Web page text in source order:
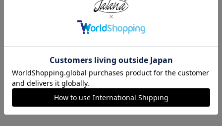
ハバハンク HAV-A-HANK バンダ
ペイズリーTHE BANDANNA COM
PANY
ロサンゼルスアパレル LOSANGE
ビーフリース スウェットショーツ